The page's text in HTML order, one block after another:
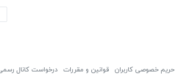
حریم خصوصی کاربران قوانین و مقررات درخواست کانال رسمی